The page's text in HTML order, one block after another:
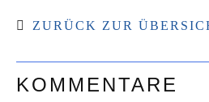
ZURÜCK ZUR
KOMMENTARE